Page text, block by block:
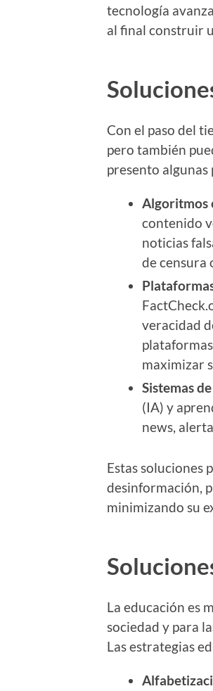
tecnología
al final construir
Con el paso del
pero también
presento algunas
Algoritmos
contenido
noticias
de censura
veracidad
maximizar
Sistemas
(IA) y
news,
Estas soluciones
desinformación,
minimizando su
La educación es
sociedad y para
Las estrategias